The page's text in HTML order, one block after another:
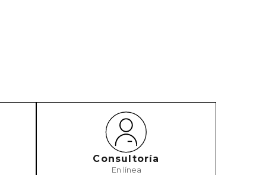
Consultoría
En línea